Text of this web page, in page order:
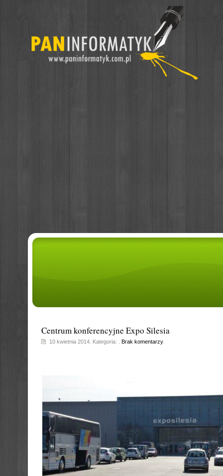
Centrum konferencyjne Expo Silesia
10 kwietnia 2014. Kategoria: . Brak komentarzy.